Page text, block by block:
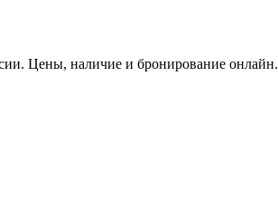
Цены, наличие и бронирование онлайн.